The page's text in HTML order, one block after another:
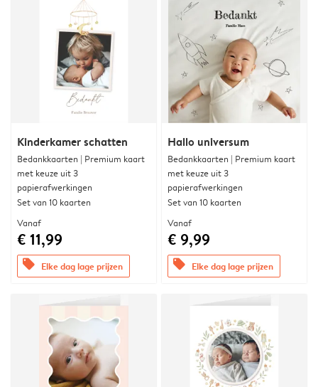
Kinderkamer schatten
Bedankkaarten | Premium kaart
met keuze uit 3
papierafwerkingen
Set van 10 kaarten
Vanaf
€ 11,99
offers Elke dag lage prijzen
Hallo universum
Bedankkaarten | Premium kaart
met keuze uit 3
papierafwerkingen
Set van 10 kaarten
Vanaf
€ 9,99
offers Elke dag lage prijzen